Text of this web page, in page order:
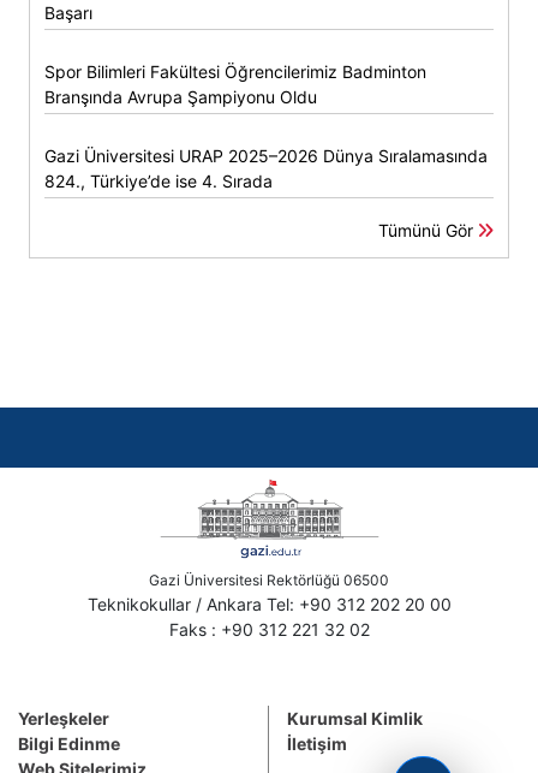
Başarı
Spor Bilimleri Fakültesi Öğrencilerimiz Badminton
Branşında Avrupa Şampiyonu Oldu
Gazi Üniversitesi URAP 2025–2026 Dünya Sıralamasında
824., Türkiye’de ise 4. Sırada
Tümünü Gör
Gazi Üniversitesi Rektörlüğü 06500
Teknikokullar / Ankara Tel: +90 312 202 20 00
Faks : +90 312 221 32 02
Yerleşkeler
Bilgi Edinme
Web Sitelerimiz
Kurumsal Kimlik
İletişim